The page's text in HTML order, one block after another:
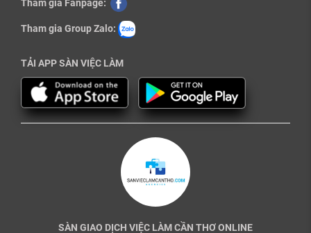
Tham gia Fanpage:
Tham gia Group Zalo:
TẢI APP SÀN VIỆC LÀM
SÀN GIAO DỊCH VIỆC LÀM CẦN THƠ ONLINE